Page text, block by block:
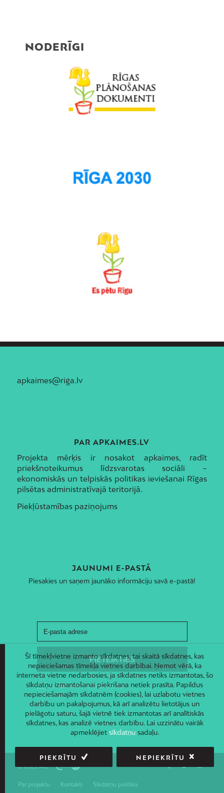
NODERĪGI
apkaimes@riga.lv
PAR APKAIMES.LV
Projekta mērķis ir nosakot apkaimes, radīt
priekšnoteikumus līdzsvarotas sociāli –
ekonomiskās un telpiskās politikas ieviešanai Rīgas
pilsētas administratīvajā teritorijā.
Piekļūstamības paziņojums
JAUNUMI E-PASTĀ
Piesakies un saņem jaunāko informāciju savā e-pastā!
© 2026 AIC
Par projektu Kontakti Sīkdatņu politika
Šī tīmekļvietne izmanto sīkdatnes, tai skaitā sīkdatnes, kas
nepieciešamas tīmekļa vietnes darbībai. Ņemot vērā, ka
interneta vietne nedarbosies, ja sīkdatnes netiks izmantotas, šo
sīkdatņu izmantošanai piekrišana netiek prasīta. Papildus
nepieciešamajām sīkdatnēm (cookies), lai uzlabotu vietnes
darbību un pakalpojumus, kā arī analizētu lietotājus un
pielāgotu saturu, šajā vietnē tiek izmantotas arī analītiskās
sīkdatnes, kas analizē vietnes darbību. Lai uzzinātu vairāk
apmeklējiet sīkdatņusadaļu.
PIEKRĪTU NEPIEKRĪTU